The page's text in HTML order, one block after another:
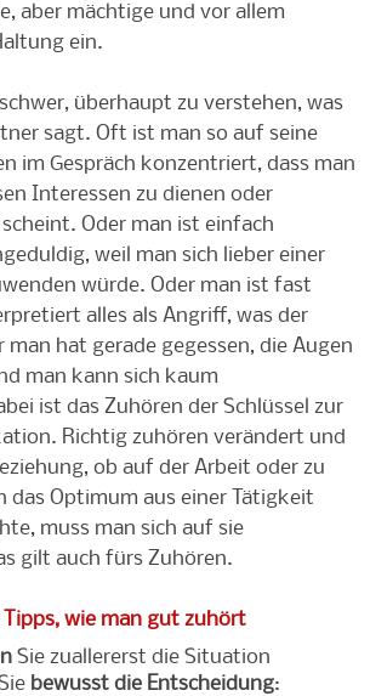
aber mächtige und vor allem
ein.
überhaupt zu verstehen, was
sagt. Oft ist man so auf seine
im Gespräch konzentriert, dass man
Interessen zu dienen oder
Oder man ist einfach
weil man sich lieber einer
würde. Oder man ist fast
alles als Angriff, was der
man hat gerade gegessen, die Augen
man kann sich kaum
ist das Zuhören der Schlüssel zur
Richtig zuhören verändert und
ob auf der Arbeit oder zu
das Optimum aus einer Tätigkeit
muss man sich auf sie
gilt auch fürs Zuhören.
Tipps, wie man gut zuhört
Sie zuallererst die Situation
bewusst die Entscheidung: